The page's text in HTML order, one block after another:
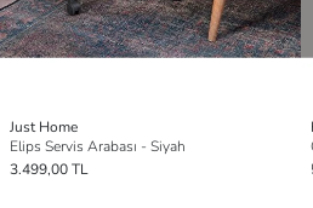
Just Home
Elips Servis Arabası - Siyah
3.499,00 TL